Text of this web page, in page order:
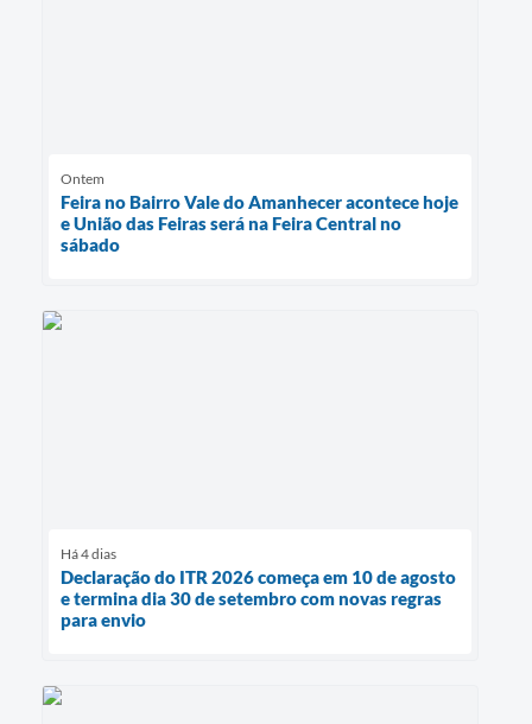
Ontem
Feira no Bairro Vale do Amanhecer acontece hoje
e União das Feiras será na Feira Central no
sábado
Há 4 dias
Declaração do ITR 2026 começa em 10 de agosto
e termina dia 30 de setembro com novas regras
para envio